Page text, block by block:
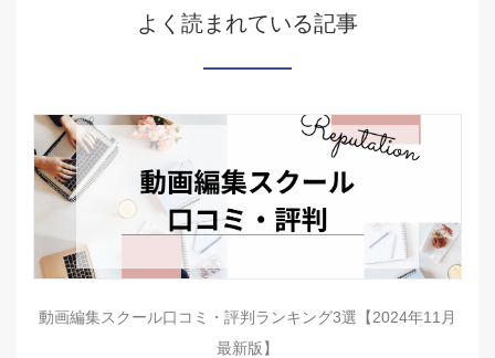
よく読まれている記事
動画編集スクール口コミ・評判ランキング3選【2024年11月
最新版】